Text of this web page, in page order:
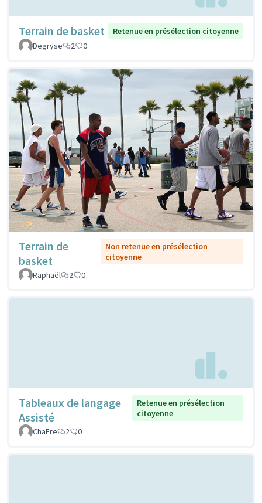
Terrain de basket
Retenue en présélection citoyenne
Degryse
2 0
Terrain de
basket
Non retenue en présélection
citoyenne
Raphaël
2 0
Tableaux de langage
Assisté
Retenue en présélection
citoyenne
ChaFre
2 0